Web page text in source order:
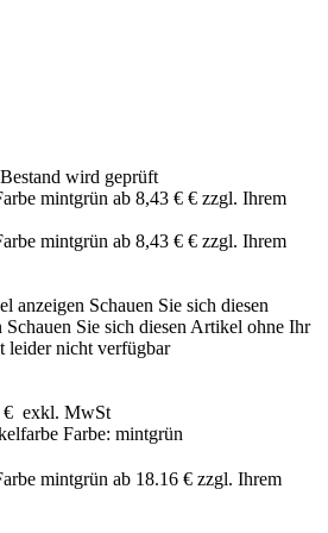
Bestand wird geprüft
anzeigen Schauen Sie sich diesen
Schauen Sie sich diesen Artikel ohne Ihr
leider nicht verfügbar
€ exkl. MwSt
Farbe: mintgrün